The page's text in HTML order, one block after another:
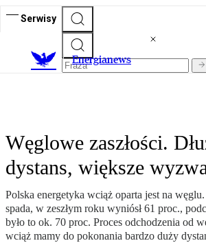
Serwisy
Energianews
Węglowe zaszłości.
dystans, większe
Polska energetyka wciąż oparta jest na
spada, w zeszłym roku wyniósł 61 proc.,
było to ok. 70 proc. Proces odchodzenia od
wciąż mamy do pokonania bardzo duży